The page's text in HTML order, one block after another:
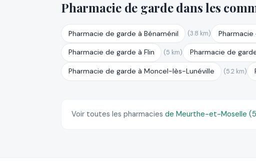
Pharmacie de garde dans les
Pharmacie de garde à Bénaménil (3.8 km) Pharmacie
Pharmacie de garde à Flin (5 km) Pharmacie de
Pharmacie de garde à Moncel-lès-Lunéville (5.2 km)
Voir toutes les pharmacies de Meurthe-et-Moselle